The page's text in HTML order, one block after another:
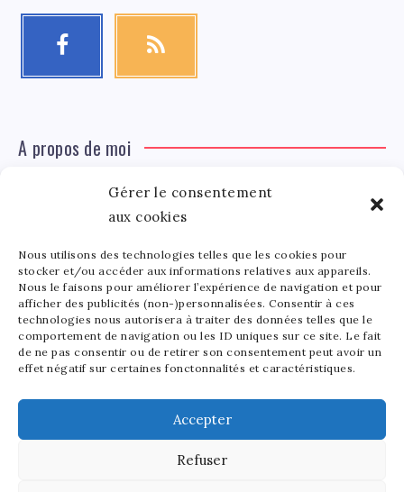
Gérer le consentement
aux cookies
Nous utilisons des technologies telles que les cookies pour
stocker et/ou accéder aux informations relatives aux appareils.
Nous le faisons pour améliorer l’expérience de navigation et pour
afficher des publicités (non-)personnalisées. Consentir à ces
technologies nous autorisera à traiter des données telles que le
comportement de navigation ou les ID uniques sur ce site. Le fait
de ne pas consentir ou de retirer son consentement peut avoir un
effet négatif sur certaines fonctonnalités et caractéristiques.
Accepter
Refuser
A propos de moi
Tinger
Léa Tinger
Fondatrice
Fondatrice de FortunedeStar.com, je fusionne ma
passion pour les cultures et l'économie des célébrités.
Entre la gestion de mon site et la poterie, je trouve le
bonheur dans l'équilibre de mes activités. Mère d'un
bout de chou de 5 ans, je partage avec lui l'amour de
l'art sous toutes ses formes.